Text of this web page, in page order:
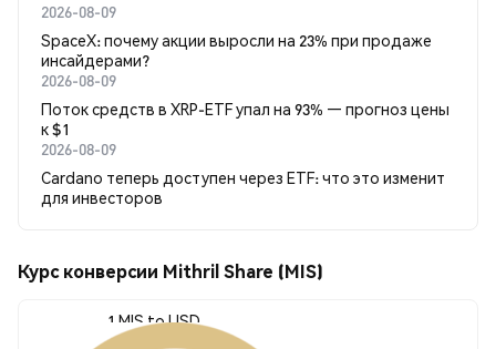
2026-08-09
SpaceX: почему акции выросли на 23% при продаже
инсайдерами?
2026-08-09
Поток средств в XRP-ETF упал на 93% — прогноз цены
к $1
2026-08-09
Cardano теперь доступен через ETF: что это изменит
для инвесторов
Курс конверсии Mithril Share (MIS)
1 MIS to USD